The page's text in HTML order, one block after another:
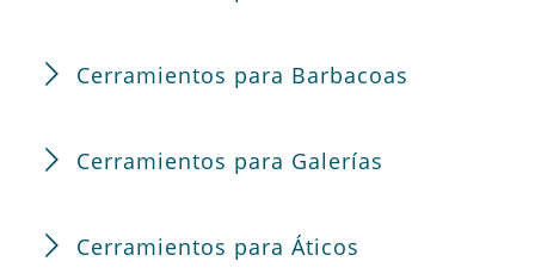
Cerramientos para Barbacoas
Cerramientos para Galerías
Cerramientos para Áticos